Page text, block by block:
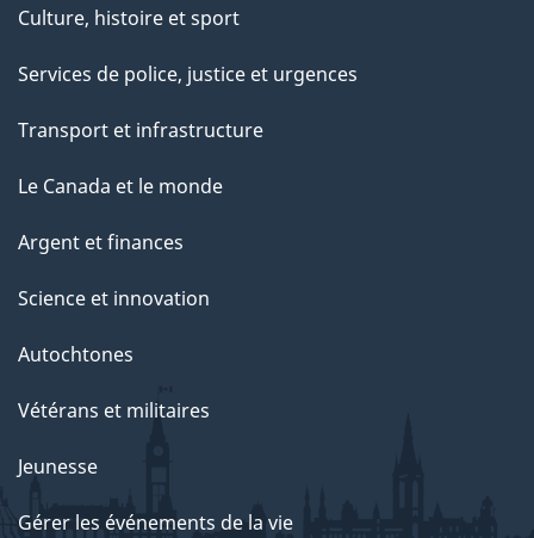
Culture, histoire et sport
Services de police, justice et urgences
Transport et infrastructure
Le Canada et le monde
Argent et finances
Science et innovation
Autochtones
Vétérans et militaires
Jeunesse
Gérer les événements de la vie